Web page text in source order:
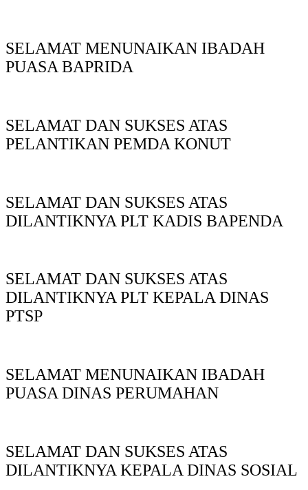
SELAMAT MENUNAIKAN IBADAH
PUASA BAPRIDA
SELAMAT DAN SUKSES ATAS
PELANTIKAN PEMDA KONUT
SELAMAT DAN SUKSES ATAS
DILANTIKNYA PLT KADIS BAPENDA
SELAMAT DAN SUKSES ATAS
DILANTIKNYA PLT KEPALA DINAS
PTSP
SELAMAT MENUNAIKAN IBADAH
PUASA DINAS PERUMAHAN
SELAMAT DAN SUKSES ATAS
DILANTIKNYA KEPALA DINAS SOSIAL